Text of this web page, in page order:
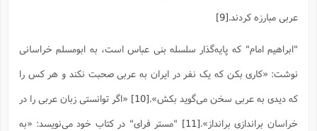
عربى مبارزه کردند.[9]
"ابراهیم امام" که پایه‌گذار سلسله بنى عباس است، به ابومسلم خراسانى
نوشت: «کارى بکن که یک نفر در ایران به عربى صحبت نکند و هر کس را
که دیدى به عربى سخن مى‌گوید بکش».[10]
«اگر توانستی زبان عربی را در
خراسان براندازی برانداز».[11]
"مستر فراى" در کتاب خود مى‌نویسد: «به